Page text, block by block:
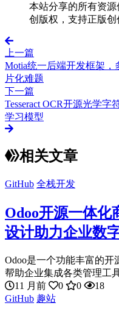
本站分享的所有资
创版权，支持正版创
上一篇
Motia统一后端开发框架
片化难题
下一篇
Tesseract OCR开源光学
学习模型
相关文章
GitHub 全栈开发
Odoo开源一体化
设计助力企业数
Odoo是一个功能丰富的
帮助企业集成各类管理工
11 月前
0 0
18
GitHub 趣站